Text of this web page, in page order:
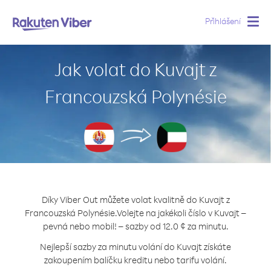
Přihlášení
Jak volat do Kuvajt z
Francouzská Polynésie
Díky Viber Out můžete volat kvalitně do Kuvajt z
Francouzská Polynésie.Volejte na jakékoli číslo v Kuvajt –
pevná nebo mobil! – sazby od 12.0 ¢ za minutu.
Nejlepší sazby za minutu volání do Kuvajt získáte
zakoupením balíčku kreditu nebo tarifu volání.